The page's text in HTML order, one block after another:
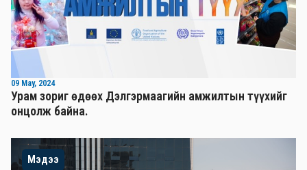
09 May, 2024
Урам зориг өдөөх Дэлгэрмаагийн амжилтын түүхийг
онцолж байна.
Мэдээ